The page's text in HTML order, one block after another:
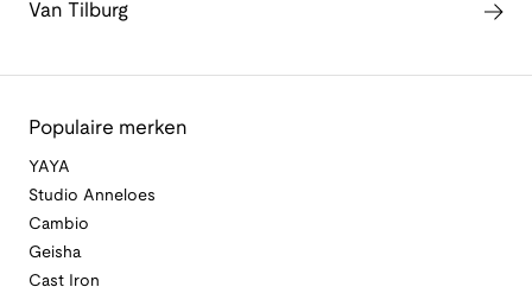
Van Tilburg
Populaire merken
YAYA
Studio Anneloes
Cambio
Geisha
Cast Iron